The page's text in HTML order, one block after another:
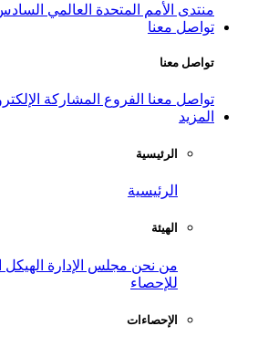
منتدى الأمم المتحدة العالمي السادس
تواصل معنا
تواصل معنا
تواصل معنا الفروع المشاركة
المزيد
الرئيسية
الرئيسية
الهيئة
من نحن مجلس الإدارة
للإحصاء
الإحصاءات